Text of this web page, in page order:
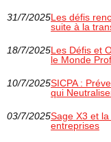
31/7/2025Les défis
suite à la
18/7/2025Les Défis et
le Monde
10/7/2025SICPA :
qui
03/7/2025Sage X3 et
entreprises